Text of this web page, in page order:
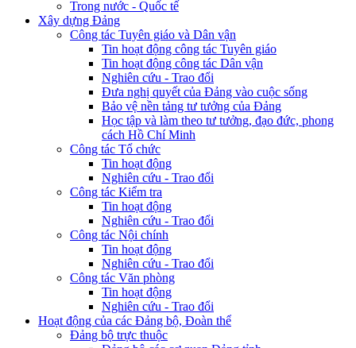
Trong nước - Quốc tế
Xây dựng Đảng
Công tác Tuyên giáo và Dân vận
Tin hoạt động công tác Tuyên giáo
Tin hoạt động công tác Dân vận
Nghiên cứu - Trao đổi
Đưa nghị quyết của Đảng vào cuộc sống
Bảo vệ nền tảng tư tưởng của Đảng
Học tập và làm theo tư tưởng, đạo đức, phong
cách Hồ Chí Minh
Công tác Tổ chức
Tin hoạt động
Nghiên cứu - Trao đổi
Công tác Kiểm tra
Tin hoạt động
Nghiên cứu - Trao đổi
Công tác Nội chính
Tin hoạt động
Nghiên cứu - Trao đổi
Công tác Văn phòng
Tin hoạt động
Nghiên cứu - Trao đổi
Hoạt động của các Đảng bộ, Đoàn thể
Đảng bộ trực thuộc